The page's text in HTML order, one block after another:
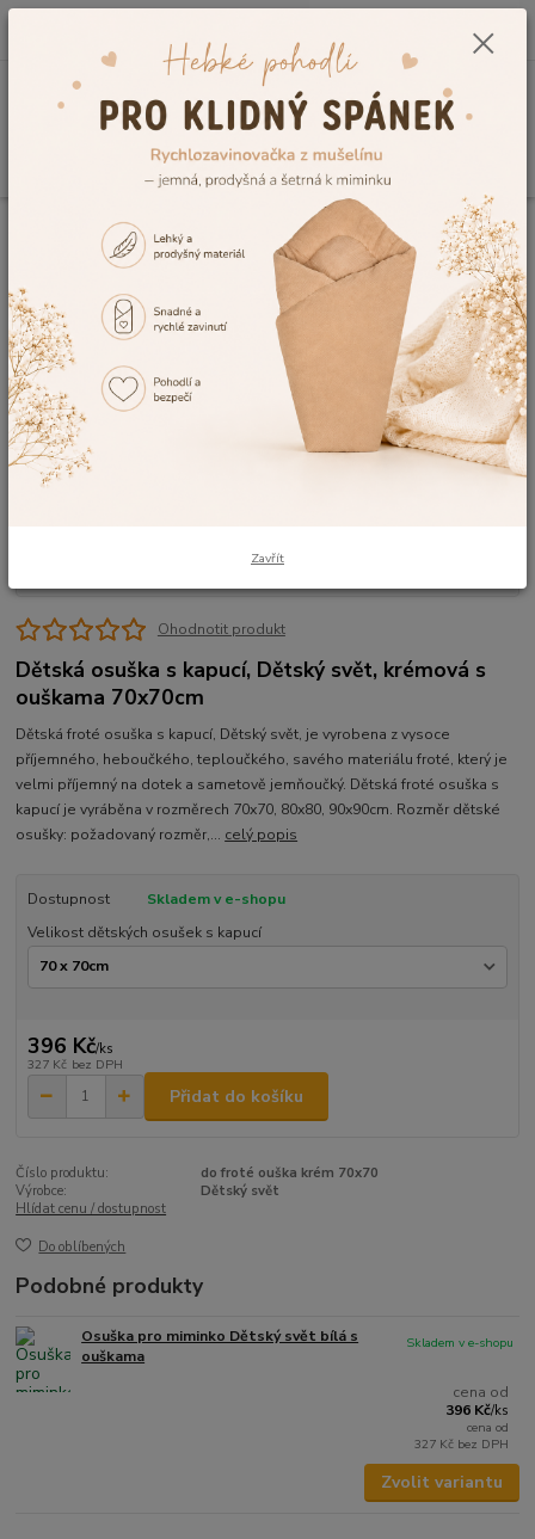
0,00 Kč
Kojenecké potřeby Koupání miminka
Dětské osušky s kapucí
Dětská froté osuška s kapucí Dětský svět krémová s ouškama 70x70cm
Dětská froté osuška s kapucí
Dětský svět krémová s ouškama
70x70cm
Akce
Ohodnotit produkt
Dětská osuška s kapucí, Dětský svět, krémová s
ouškama 70x70cm
Dětská froté osuška s kapucí, Dětský svět, je vyrobena z vysoce
příjemného, heboučkého, teploučkého, savého materiálu froté, který je
velmi příjemný na dotek a sametově jemňoučký. Dětská froté osuška s
kapucí je vyráběna v rozměrech 70x70, 80x80, 90x90cm. Rozměr dětské
osušky: požadovaný rozměr,... celý popis
Dostupnost
Skladem v e-shopu
Velikost dětských osušek s kapucí
396 Kč/ks
327 Kč bez DPH
Přidat do košíku
Číslo produktu:
do froté ouška krém 70x70
Výrobce:
Dětský svět
Hlídat cenu / dostupnost
Do oblíbených
Podobné produkty
Osuška pro miminko Dětský svět bílá s
ouškama
cena od
396 Kč/ks
cena od
327 Kč bez DPH
Skladem v e-shopu
Zvolit variantu
Zavřít